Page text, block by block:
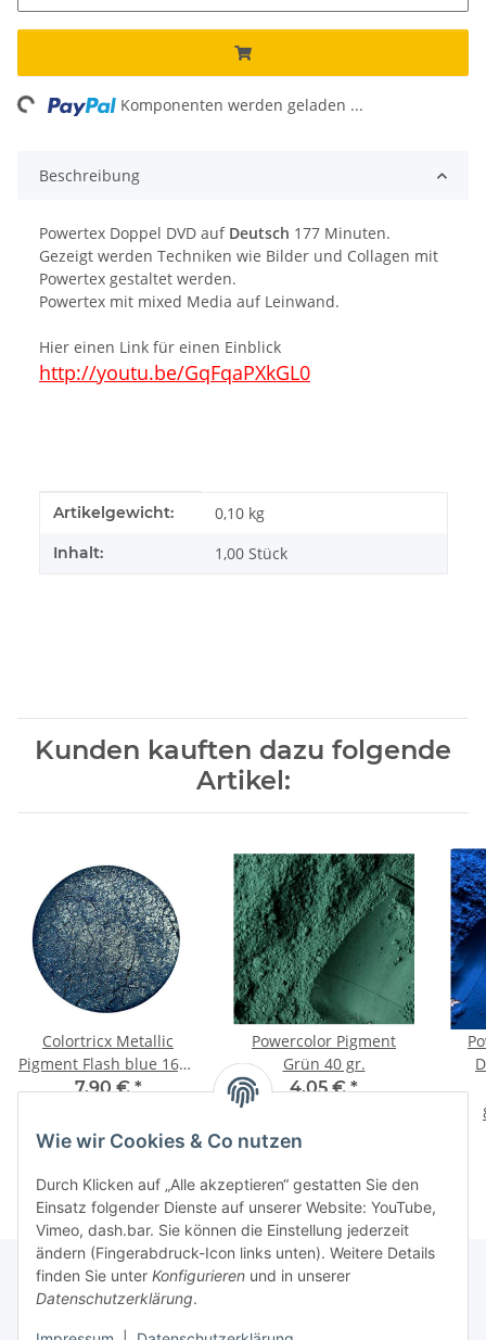
Wie wir Cookies & Co nutzen
Durch Klicken auf „Alle akzeptieren“ gestatten Sie den
Einsatz folgender Dienste auf unserer Website: YouTube,
Vimeo, dash.bar. Sie können die Einstellung jederzeit
ändern (Fingerabdruck-Icon links unten). Weitere Details
finden Sie unter Konfigurieren und in unserer
Datenschutzerklärung.
Komponenten werden geladen ...
Beschreibung
Powertex Doppel DVD auf Deutsch 177 Minuten.
Gezeigt werden Techniken wie Bilder und Collagen mit
Powertex gestaltet werden.
Powertex mit mixed Media auf Leinwand.
Hier einen Link für einen Einblick
http://youtu.be/GqFqaPXkGL0
Produkteigenschaft
Wert
Artikelgewicht: 0,10 kg
Inhalt: 1,00 Stück
Kunden kauften dazu folgende
Artikel:
Colortricx Metallic
Pigment Flash blue 16g /
40ml
7,90 €*
Powercolor Pigment
Grün 40 gr.
4,05 €*